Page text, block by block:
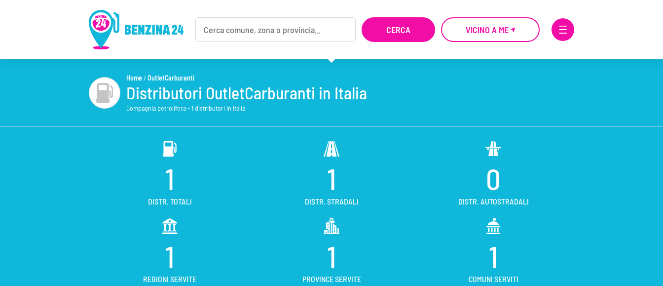
VICINO A ME
Home/ OutletCarburanti
Distributori OutletCarburanti in Italia
Compagnia petrolifera - 1 distributori in Italia
1
DISTR. TOTALI
1
DISTR. STRADALI
0
DISTR. AUTOSTRADALI
1
REGIONI SERVITE
1
PROVINCE SERVITE
1
COMUNI SERVITI